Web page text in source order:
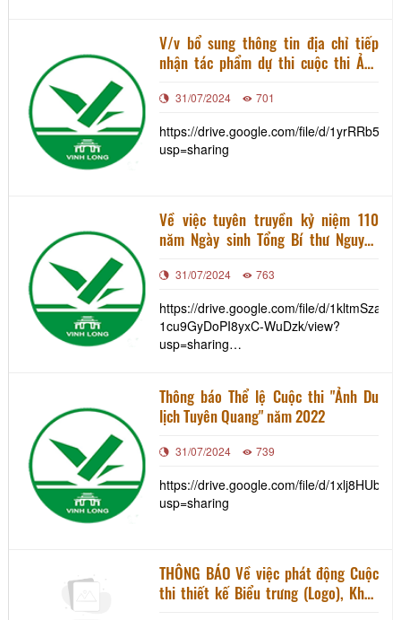
V/v bổ sung thông tin địa chỉ tiếp
nhận tác phẩm dự thi cuộc thi Ảnh
31/07/2024 701
https://drive.google.com/file/d/
usp=sharing
Về việc tuyên truyền kỷ niệm 110
năm Ngày sinh Tổng Bí thư Nguyễn
Việt_Campuchia
31/07/2024 763
https://drive.google.com/file/d/
1cu9GyDoPI8yxC-WuDzk/view?
usp=sharing
https://drive.google.com/file/d/
v7aDZ_DizBfC_Yrcu18OZt/view?
Thông báo Thể lệ Cuộc thi "Ảnh Du
lịch Tuyên Quang" năm 2022
31/07/2024 739
https://drive.google.com/file/d/
usp=sharing
THÔNG BÁO Về việc phát động Cuộc
thi thiết kế Biểu trưng (Logo), Khẩu